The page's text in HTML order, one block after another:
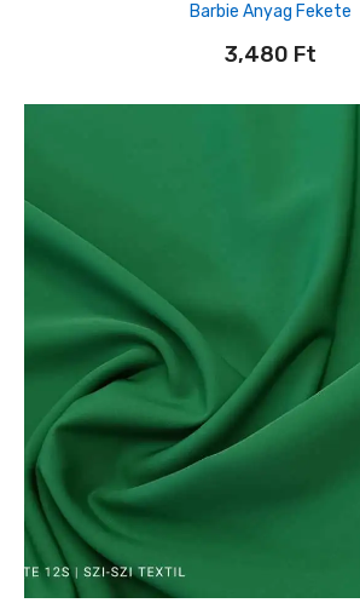
Barbie Anyag Fekete
3,480 Ft